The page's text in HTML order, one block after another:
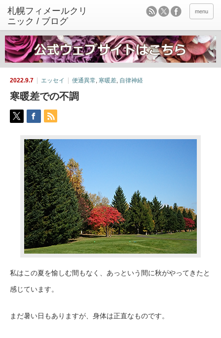
menu
2022.9.7 エッセイ 便通異常, 寒暖差, 自律神経
寒暖差での不調
私はこの夏を愉しむ間もなく、あっという間に秋がやってきたと
感じています。
まだ暑い日もありますが、身体は正直なものです。